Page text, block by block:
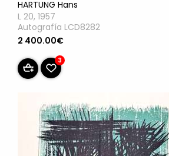
HARTUNG Hans
L 20, 1957
Autografía LCD8282
2 400.00€
3